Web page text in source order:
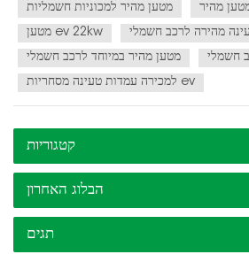
מטען מהיר למכוניות חשמליות
מהיר
מטען ev 22kw
מהירה לרכב חשמלי
מטען מהיר במיוחד לרכב חשמלי
חשמלי
למכירה עמדות טעינה מסחריות ev
קטגוריות
הבלוג האחרון
תגים